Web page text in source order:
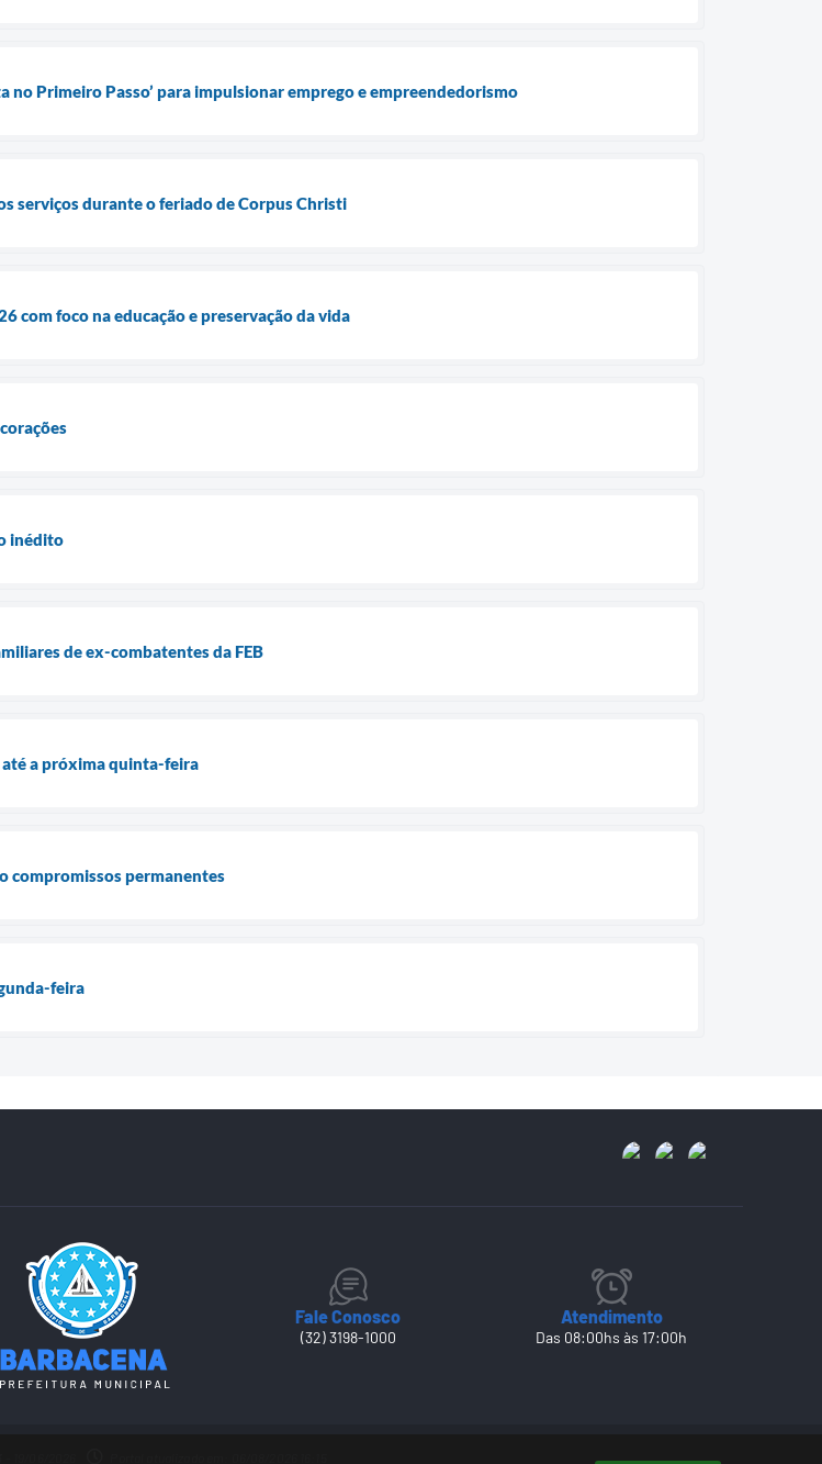
no Primeiro Passo’ para impulsionar emprego e empreendedorismo
serviços durante o feriado de Corpus Christi
com foco na educação e preservação da vida
inédito
de ex-combatentes da FEB
até a próxima quinta-feira
compromissos permanentes
feira
Fale Conosco
(32) 3198-1000
Atendimento
Das 08:00hs às 17:00h